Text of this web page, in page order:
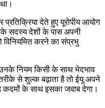
प्रतिक्रिया देते हुए यूरोपीय आयोग
सदस्य देशों के पास अपनी
विनियमित करने का संप्रभु
नियम किसी के साथ भेदभाव
से शुल्क बढ़ाता है तो ईयू अपने
कदमों के साथ इसका जवाब देगा।